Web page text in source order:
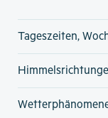
Tageszeiten,